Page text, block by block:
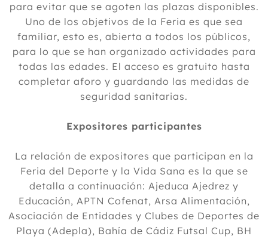
para evitar que se agoten las plazas disponibles.
Uno de los objetivos de la Feria es que sea
familiar, esto es, abierta a todos los públicos,
para lo que se han organizado actividades para
todas las edades. El acceso es gratuito hasta
completar aforo y guardando las medidas de
seguridad sanitarias.
Expositores participantes
La relación de expositores que participan en la
Feria del Deporte y la Vida Sana es la que se
detalla a continuación: Ajeduca Ajedrez y
Educación, APTN Cofenat, Arsa Alimentación,
Asociación de Entidades y Clubes de Deportes de
Playa (Adepla), Bahía de Cádiz Futsal Cup, BH